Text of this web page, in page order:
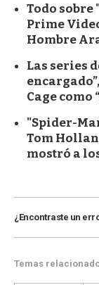
Todo sobre
Prime
Hombre
Las series
Cage como
"Spider-
Tom
mostró a
¿Encontraste un
Temas